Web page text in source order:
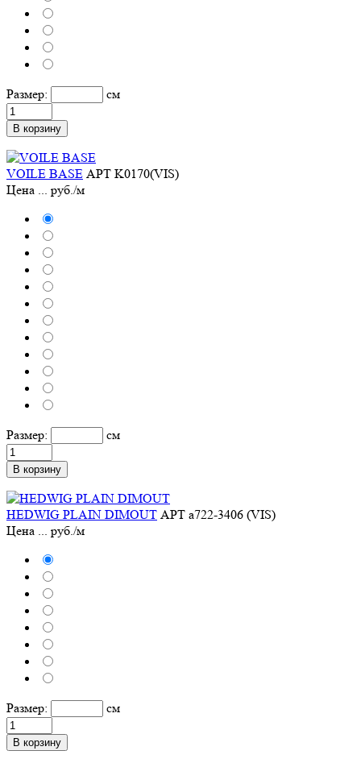
Размер: см
В корзину
VOILE BASE АРТ K0170(VIS)
Цена ... руб./м
Размер: см
В корзину
HEDWIG PLAIN DIMOUT АРТ a722-3406 (VIS)
Цена ... руб./м
Размер: см
В корзину